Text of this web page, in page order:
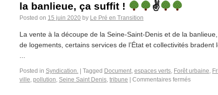
la banlieue, ça suffit !
✌
Posted on 15 juin 2020 by Le Pré en Transition
La vente à la découpe de la Seine-Saint-Denis et de la
de logements, certains services de l’État et collectivités
Posted in Syndication. Tagged Document, espaces verts, Forêt urbaine,
ville, pollution, Seine Saint Denis, tribune Commentaires fermés